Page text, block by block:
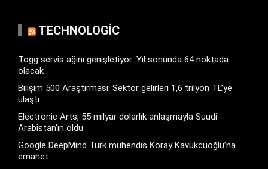
TECHNOLOGIC
Togg servis ağını genişletiyor: Yıl sonunda 64 noktada
olacak
Bilişim 500 Araştırması: Sektör gelirleri 1,6 trilyon TL’ye
ulaştı
Electronic Arts, 55 milyar dolarlık anlaşmayla Suudi
Arabistan’ın oldu
Google DeepMind Türk mühendis Koray Kavukcuoğlu’na
emanet